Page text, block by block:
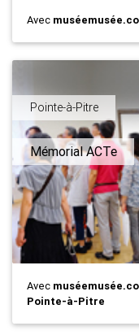
Avec
Pointe-à-Pitre
Mémorial ACTe
Avec
Pointe-à-Pitre